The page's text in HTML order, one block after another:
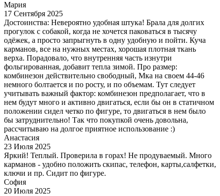
Мария
17 Сентября 2025
Достоинства: Невероятно удобная штука! Брала для долгих
прогулок с собакой, когда не хочется паковаться в тысячу
одёжек, а просто запрыгнуть в одну удобную и пойти. Куча
карманов, все на нужных местах, хорошая плотная ткань
верха. Порадовало, что внутренняя часть изнутри
фольгированная, добавит тепла зимой. Про размер:
комбинезон действительно свободный, Мка на своем 44-46
немного болтается и по росту, и по объемам. Тут следует
учитывать важный фактор: комбинезон предполагает, что в
нем будут много и активно двигаться, если бы он в статичном
положении сидел четко по фигуре, то двигаться в нем было
бы затруднительно! Так что покупкой очень довольна,
рассчитываю на долгое приятное использование :)
Анастасия
23 Июля 2025
Яркий! Теплый. Проверила в горах! Не продуваемый. Много
карманов - удобно положить скипас, телефон, карты,салфетки,
ключи и пр. Сидит по фигуре.
София
20 Июля 2025